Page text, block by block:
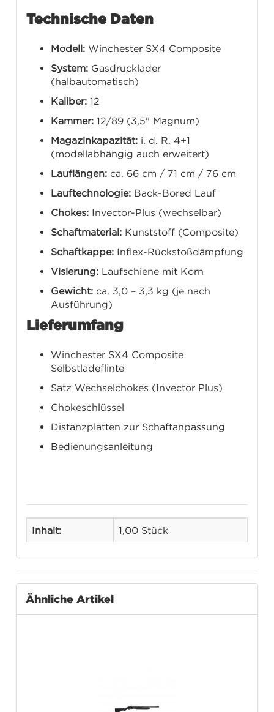
Technische Daten
Modell: Winchester SX4 Composite
System: Gasdrucklader
(halbautomatisch)
Kaliber: 12
Kammer: 12/89 (3,5" Magnum)
Magazinkapazität: i. d. R. 4+1
(modellabhängig auch erweitert)
Lauflängen: ca. 66 cm / 71 cm / 76 cm
Lauftechnologie: Back-Bored Lauf
Chokes: Invector-Plus (wechselbar)
Schaftmaterial: Kunststoff (Composite)
Schaftkappe: Inflex-Rückstoßdämpfung
Visierung: Laufschiene mit Korn
Gewicht: ca. 3,0 – 3,3 kg (je nach
Ausführung)
Lieferumfang
Winchester SX4 Composite
Selbstladeflinte
Satz Wechselchokes (Invector Plus)
Chokeschlüssel
Distanzplatten zur Schaftanpassung
Bedienungsanleitung
Inhalt: 1,00 Stück
Ähnliche Artikel